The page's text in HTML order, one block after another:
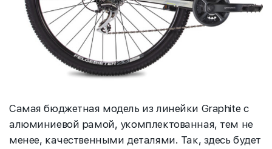
Самая бюджетная модель из линейки Graphite с
алюминиевой рамой, укомплектованная, тем не
менее, качественными деталями. Так, здесь будет